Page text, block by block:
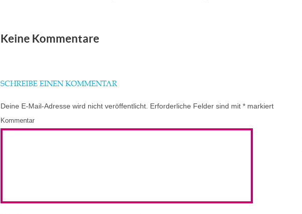
Keine Kommentare
SCHREIBE EINEN KOMMENTAR
Deine E-Mail-Adresse wird nicht veröffentlicht. Erforderliche Felder sind mit * markiert
Kommentar